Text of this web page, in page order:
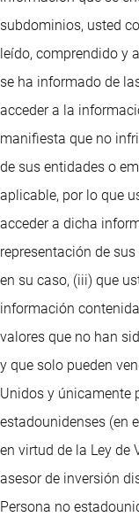
subdominios, usted
leído, comprendido y
se ha informado de
acceder a la
manifiesta que no
de sus entidades o
aplicable, por lo que
acceder a dicha
representación de
en su caso, (iii) que
información
valores que no han
y que solo pueden
Unidos y únicamente
estadounidenses (en
en virtud de la Ley de
asesor de inversión
Persona no